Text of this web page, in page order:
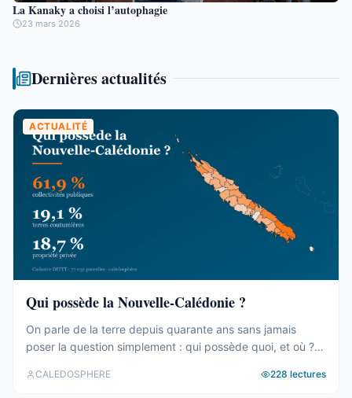
La Kanaky a choisi l’autophagie
23 mars 2026
Dernières actualités
ACTUALITÉ
Qui possède la Nouvelle-Calédonie ?
On parle de la terre depuis quarante ans sans jamais
poser la question simplement : qui possède quoi, et où ?
agrégé ses 77 031 parcelles. Le résultat tient en trois
CALEDOSPHERE 228 lectures